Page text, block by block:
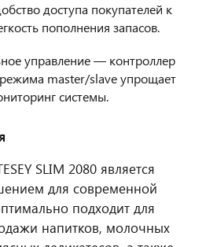
доступа покупателей к
пополнения запасов.
управление — контроллер
master/slave упрощает
системы.
SLIM 2080 является
для современной
подходит для
напитков, молочных